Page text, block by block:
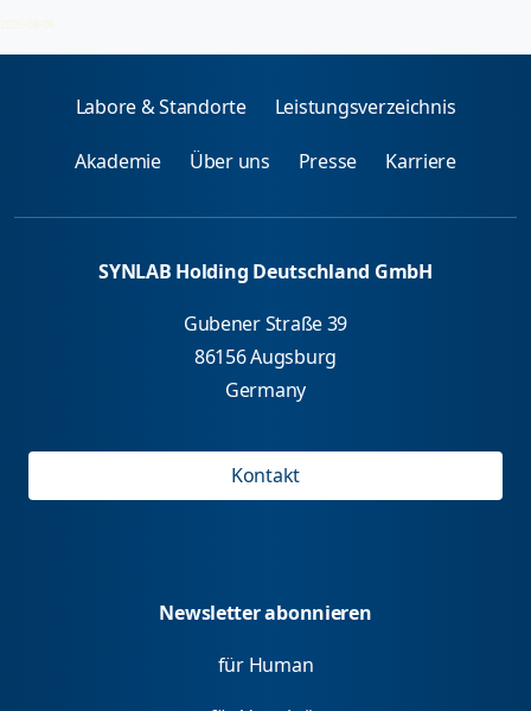
2026-08-06
Labore & Standorte Leistungsverzeichnis
Akademie Über uns Presse Karriere
SYNLAB Holding Deutschland GmbH
Gubener Straße 39
86156 Augsburg
Germany
Kontakt
Newsletter abonnieren
für Human